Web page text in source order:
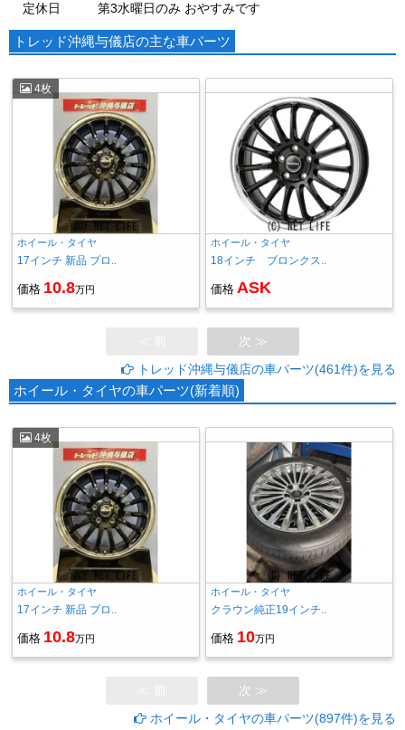
定休日
第3水曜日のみ おやすみです
トレッド沖縄与儀店の主な車パーツ
4枚
ホイール・タイヤ
17インチ 新品 ブロ..
価格 10.8万円
ホイール・タイヤ
18インチ ブロンクス..
価格 ASK
次 ≫
トレッド沖縄与儀店の車パーツ(461件)を見る
ホイール・タイヤの車パーツ(新着順)
4枚
ホイール・タイヤ
17インチ 新品 ブロ..
価格 10.8万円
ホイール・タイヤ
クラウン純正19インチ..
価格 10万円
次 ≫
ホイール・タイヤの車パーツ(897件)を見る